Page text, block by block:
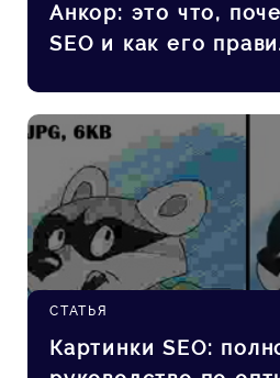
Анкор: это что,
SEO и как его
СТАТЬЯ
Картинки SEO: